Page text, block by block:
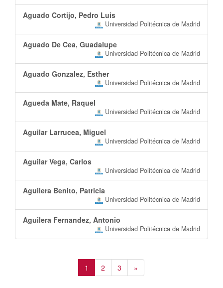
Aguado Cortijo, Pedro Luis
Universidad Politécnica de Madrid
Aguado De Cea, Guadalupe
Universidad Politécnica de Madrid
Aguado Gonzalez, Esther
Universidad Politécnica de Madrid
Agueda Mate, Raquel
Universidad Politécnica de Madrid
Aguilar Larrucea, Miguel
Universidad Politécnica de Madrid
Aguilar Vega, Carlos
Universidad Politécnica de Madrid
Aguilera Benito, Patricia
Universidad Politécnica de Madrid
Aguilera Fernandez, Antonio
Universidad Politécnica de Madrid
1 2 3 »